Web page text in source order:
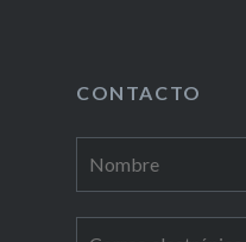
CONTACTO